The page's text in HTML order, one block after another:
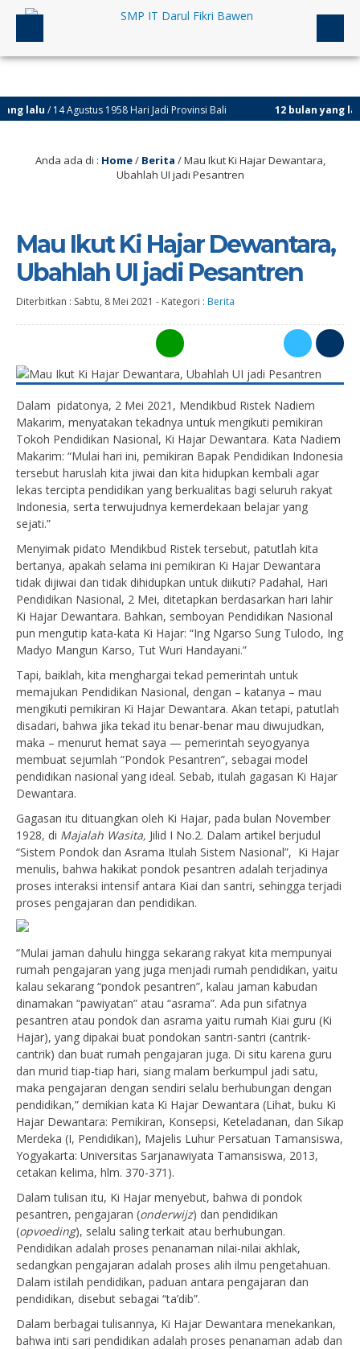
/ 14 Agustus 1958 Hari Jadi Provinsi Bali 12 bulan yang lalu/ 14
Anda ada di : Home/ Berita /Mau Ikut Ki Hajar Dewantara,
Ubahlah UI jadi Pesantren
Mau Ikut Ki Hajar Dewantara,
Ubahlah UI jadi Pesantren
Diterbitkan : Sabtu, 8 Mei 2021 - Kategori : Berita
Dalam pidatonya, 2 Mei 2021, Mendikbud Ristek Nadiem
Makarim, menyatakan tekadnya untuk mengikuti pemikiran
Tokoh Pendidikan Nasional, Ki Hajar Dewantara. Kata Nadiem
Makarim: “Mulai hari ini, pemikiran Bapak Pendidikan Indonesia
tersebut haruslah kita jiwai dan kita hidupkan kembali agar
lekas tercipta pendidikan yang berkualitas bagi seluruh rakyat
Indonesia, serta terwujudnya kemerdekaan belajar yang
sejati.”
Menyimak pidato Mendikbud Ristek tersebut, patutlah kita
bertanya, apakah selama ini pemikiran Ki Hajar Dewantara
tidak dijiwai dan tidak dihidupkan untuk diikuti? Padahal, Hari
Pendidikan Nasional, 2 Mei, ditetapkan berdasarkan hari lahir
Ki Hajar Dewantara. Bahkan, semboyan Pendidikan Nasional
pun mengutip kata-kata Ki Hajar: “Ing Ngarso Sung Tulodo, Ing
Madyo Mangun Karso, Tut Wuri Handayani.”
Tapi, baiklah, kita menghargai tekad pemerintah untuk
memajukan Pendidikan Nasional, dengan – katanya – mau
mengikuti pemikiran Ki Hajar Dewantara. Akan tetapi, patutlah
disadari, bahwa jika tekad itu benar-benar mau diwujudkan,
maka – menurut hemat saya — pemerintah seyogyanya
membuat sejumlah “Pondok Pesantren”, sebagai model
pendidikan nasional yang ideal. Sebab, itulah gagasan Ki Hajar
Dewantara.
Gagasan itu dituangkan oleh Ki Hajar, pada bulan November
1928, di Majalah Wasita, Jilid I No.2. Dalam artikel berjudul
“Sistem Pondok dan Asrama Itulah Sistem Nasional”, Ki Hajar
menulis, bahwa hakikat pondok pesantren adalah terjadinya
proses interaksi intensif antara Kiai dan santri, sehingga terjadi
proses pengajaran dan pendidikan.
“Mulai jaman dahulu hingga sekarang rakyat kita mempunyai
rumah pengajaran yang juga menjadi rumah pendidikan, yaitu
kalau sekarang “pondok pesantren”, kalau jaman kabudan
dinamakan “pawiyatan” atau “asrama”. Ada pun sifatnya
pesantren atau pondok dan asrama yaitu rumah Kiai guru (Ki
Hajar), yang dipakai buat pondokan santri-santri (cantrik-
cantrik) dan buat rumah pengajaran juga. Di situ karena guru
dan murid tiap-tiap hari, siang malam berkumpul jadi satu,
maka pengajaran dengan sendiri selalu berhubungan dengan
pendidikan,” demikian kata Ki Hajar Dewantara (Lihat, buku Ki
Hajar Dewantara: Pemikiran, Konsepsi, Keteladanan, dan Sikap
Merdeka (I, Pendidikan), Majelis Luhur Persatuan Tamansiswa,
Yogyakarta: Universitas Sarjanawiyata Tamansiswa, 2013,
cetakan kelima, hlm. 370-371).
Dalam tulisan itu, Ki Hajar menyebut, bahwa di pondok
pesantren, pengajaran (onderwijz) dan pendidikan
(opvoeding), selalu saling terkait atau berhubungan.
Pendidikan adalah proses penanaman nilai-nilai akhlak,
sedangkan pengajaran adalah proses alih ilmu pengetahuan.
Dalam istilah pendidikan, paduan antara pengajaran dan
pendidikan, disebut sebagai “ta’dib”.
Dalam berbagai tulisannya, Ki Hajar Dewantara menekankan,
bahwa inti sari pendidikan adalah proses penanaman adab dan